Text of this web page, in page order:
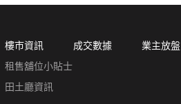
樓市資訊
租售舖位小貼士
田土廳資訊
成交數據 業主放盤